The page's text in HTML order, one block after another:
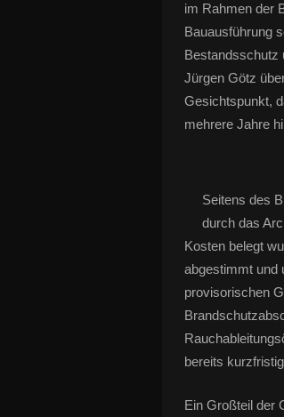
im Rahmen der
Bauausführung
Bestandsschutz
Jürgen Götz
Gesichtspunkt,
mehrere Jahre
Seitens des
durch das
Kosten belegt
abgestimmt und
provisorischen
bereits
Ein Großteil der